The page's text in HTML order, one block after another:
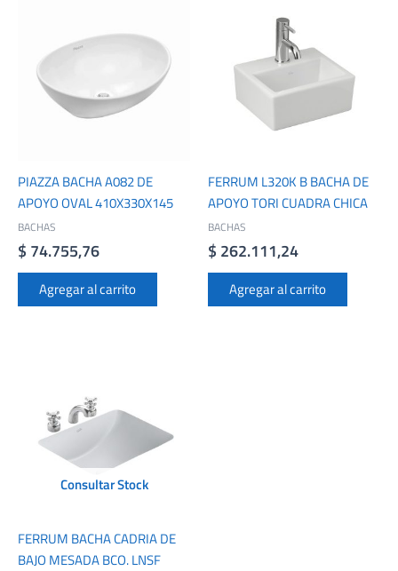
PIAZZA BACHA A082 DE
APOYO OVAL 410X330X145
BACHAS
$ 74.755,76
Agregar al carrito
FERRUM L320K B BACHA DE
APOYO TORI CUADRA CHICA
BACHAS
$ 262.111,24
Agregar al carrito
Consultar Stock
FERRUM BACHA CADRIA DE
BAJO MESADA BCO. LNSF